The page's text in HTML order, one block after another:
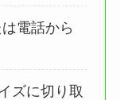
電話から
ズに切り取